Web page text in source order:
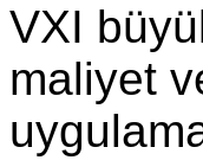
VXI
maliyet